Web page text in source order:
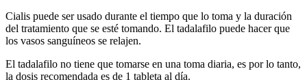
Cialis puede ser usado durante el tiempo que lo toma y la duración
del tratamiento que se esté tomando. El tadalafilo puede hacer que
los vasos sanguíneos se relajen.
El tadalafilo no tiene que tomarse en una toma diaria, es por lo tanto,
la dosis recomendada es de 1 tableta al día.